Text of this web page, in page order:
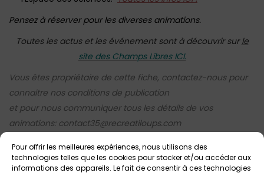
Pour offrir les meilleures expériences, nous utilisons des
technologies telles que les cookies pour stocker et/ou accéder aux
informations des appareils. Le fait de consentir à ces technologies
Pensez à réserver pour les diverses animations.
Toutes les actus et les événement sont à découvrir surle
site des Champs Libres ICI.
Vous êtes propriétaire de cette fiche, contactez-nous pour
connaître nos conditions de publication
et pour nous communiquer tous les détails de vos
animations: contact35@recreatiloups.com